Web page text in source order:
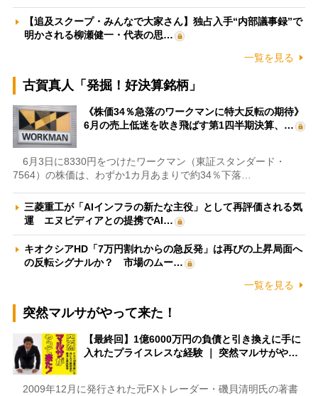
【追及スクープ・みんなで大家さん】独占入手“内部議事録”で
明かされる柳瀬健一・代表の思…
一覧を見る
古賀真人「発掘！好決算銘柄」
《株価34％急落のワークマンに特大反転の期待》
6月の売上低迷を吹き飛ばす第1四半期決算、…
6月3日に8330円をつけたワークマン（東証スタンダード・
7564）の株価は、わずか1カ月あまりで約34％下落…
三菱重工が「AIインフラの新たな主役」として再評価される気
運 エヌビディアとの提携でAI…
キオクシアHD「7万円割れからの急反発」は再びの上昇局面へ
の反転シグナルか？ 市場のムー…
一覧を見る
突然マルサがやって来た！
【最終回】1億6000万円の負債と引き換えに手に
入れたプライスレスな経験 ｜ 突然マルサがや…
2009年12月に発行された元FXトレーダー・磯貝清明氏の著書